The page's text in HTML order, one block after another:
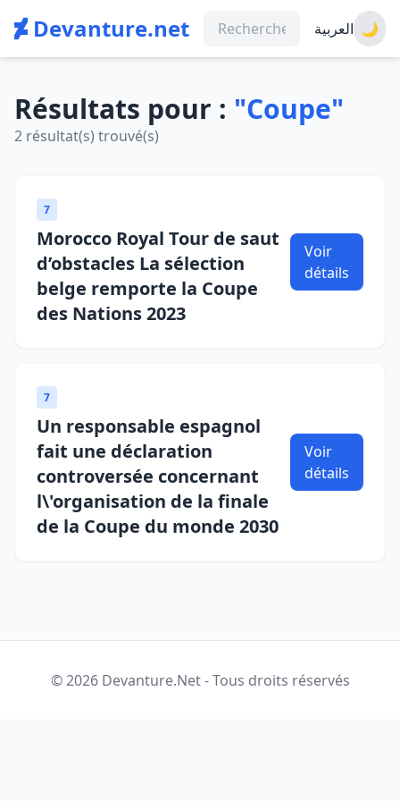
Devanture.net العربية 🌙
Résultats pour : "Coupe"
2 résultat(s) trouvé(s)
7
Morocco Royal Tour de saut
d’obstacles La sélection
belge remporte la Coupe
des Nations 2023
Voir
détails
7
Un responsable espagnol
fait une déclaration
controversée concernant
l\'organisation de la finale
de la Coupe du monde 2030
Voir
détails
© 2026 Devanture.Net - Tous droits réservés